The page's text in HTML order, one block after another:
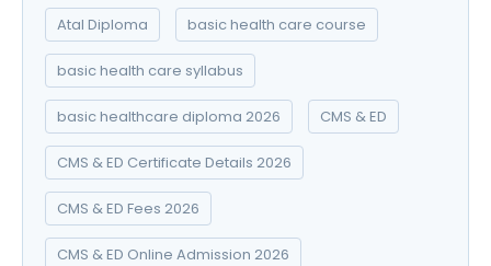
Atal Diploma basic health care course
basic health care syllabus
basic healthcare diploma 2026 CMS & ED
CMS & ED Certificate Details 2026
CMS & ED Fees 2026
CMS & ED Online Admission 2026